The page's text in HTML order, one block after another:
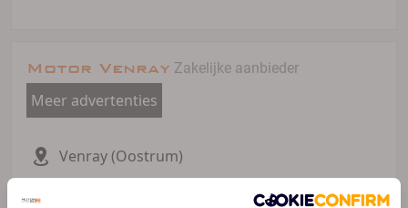
Motor Venray Zakelijke aanbieder
Meer advertenties
Venray (Oostrum)